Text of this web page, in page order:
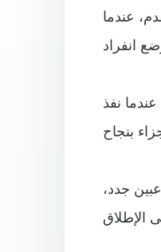
التقدم، عندما
نفذ
أربعة لاعبين جدد،